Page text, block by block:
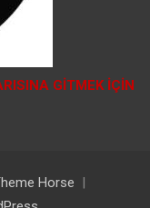
GİTMEK İÇİN
Horse
İçin Tıklayınız